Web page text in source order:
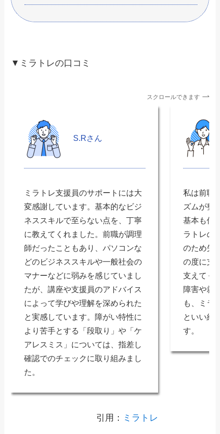
▼ミラトレの口コミ
スクロールできます
S.Rさん
ミラトレ支援員のサポートには大
変感謝しています。基本的なビジ
ネススキルで至らない点を、丁寧
に教えてくれました。前職が調理
師だったこともあり、パソコンな
どのビジネススキルや一般社会の
マナーなどに弱みを感じていまし
たが、講座や支援員のアドバイス
によって学びや理解を深められた
と実感しています。障がい特性に
より苦手とする「段取り」や「ケ
アレスミス」については、指差し
確認でのチェックに取り組みまし
た。
引用： ミラトレ
私は前職
ズムが整
基本も何
ラトレの
のため失
の度に支
支えてく
障害や就
も、ミラ
といい結
す。